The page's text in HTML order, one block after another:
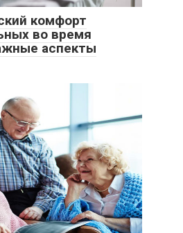
комфорт
во время
аспекты